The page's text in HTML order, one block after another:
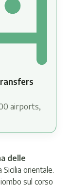
airports,
delle
Sicilia orientale.
sul corso